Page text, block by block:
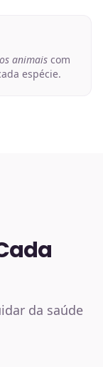
animais com
espécie.
da saúde